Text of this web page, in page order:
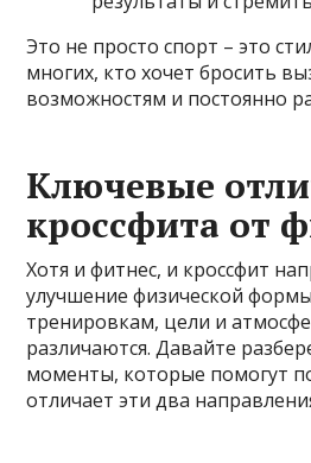
Это не просто спорт – это
многих, кто хочет бросить
возможностям и постоянно
Ключевые
кроссфита от
Хотя и фитнес, и кроссфит
улучшение физической
тренировкам, цели и
различаются. Давайте
моменты, которые помогут
отличает эти два